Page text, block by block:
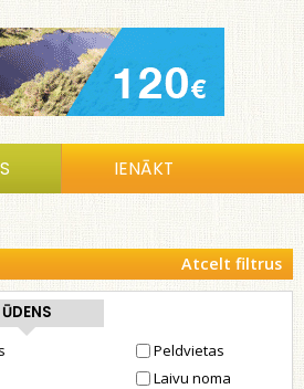
IENĀKT
Atcelt filtrus
ŪDENS
Peldvietas
Laivu noma